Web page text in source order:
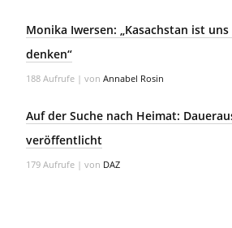
Monika Iwersen: „Kasachstan ist
denken“
188 Aufrufe | von Annabel Rosin
Auf der Suche nach Heimat:
veröffentlicht
179 Aufrufe | von DAZ